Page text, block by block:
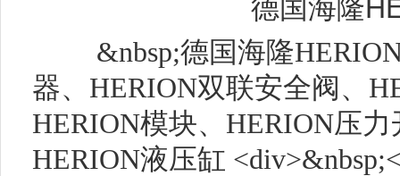
德国海隆
&nbsp;德国海隆HERION
器、HERION双联安全阀、
HERION模块、HERION压
HERION液压缸